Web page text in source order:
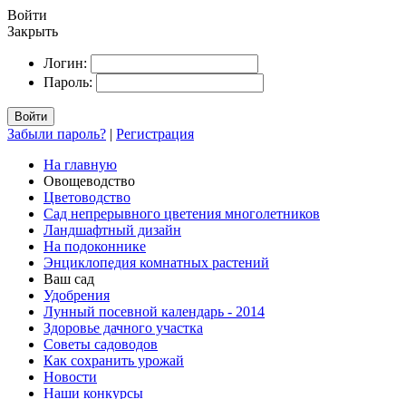
Войти
Закрыть
Логин:
Пароль:
Войти
Забыли пароль? | Регистрация
На главную
Овощеводство
Цветоводство
Сад непрерывного цветения многолетников
Ландшафтный дизайн
На подоконнике
Энциклопедия комнатных растений
Ваш сад
Удобрения
Лунный посевной календарь - 2014
Здоровье дачного участка
Советы садоводов
Как сохранить урожай
Новости
Наши конкурсы